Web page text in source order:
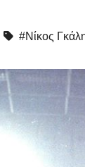
#Νίκος